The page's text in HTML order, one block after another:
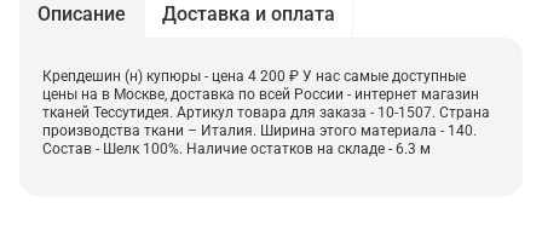
Описание Доставка и оплата
Крепдешин (н) купюры - цена 4 200 ₽ У нас самые доступные
цены на в Москве, доставка по всей России - интернет магазин
тканей Тессутидея. Артикул товара для заказа - 10-1507. Страна
производства ткани – Италия. Ширина этого материала - 140.
Состав - Шелк 100%. Наличие остатков на складе - 6.3 м